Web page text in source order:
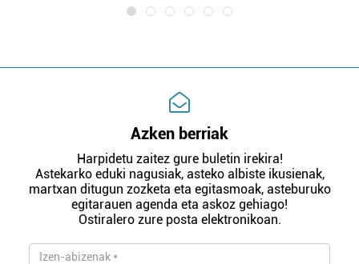
Azken berriak
Harpidetu zaitez gure buletin irekira!
Astekarko eduki nagusiak, asteko albiste ikusienak,
martxan ditugun zozketa eta egitasmoak, asteburuko
egitarauen agenda eta askoz gehiago!
Ostiralero zure posta elektronikoan.